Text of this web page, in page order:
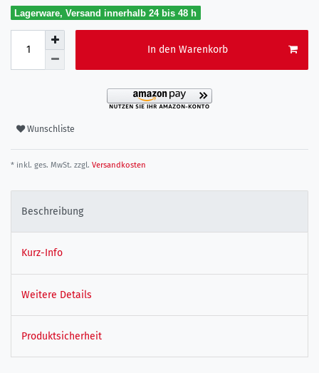
Lagerware, Versand innerhalb 24 bis 48 h
In den Warenkorb
Wunschliste
* inkl. ges. MwSt. zzgl. Versandkosten
Beschreibung
Kurz-Info
Weitere Details
Produktsicherheit